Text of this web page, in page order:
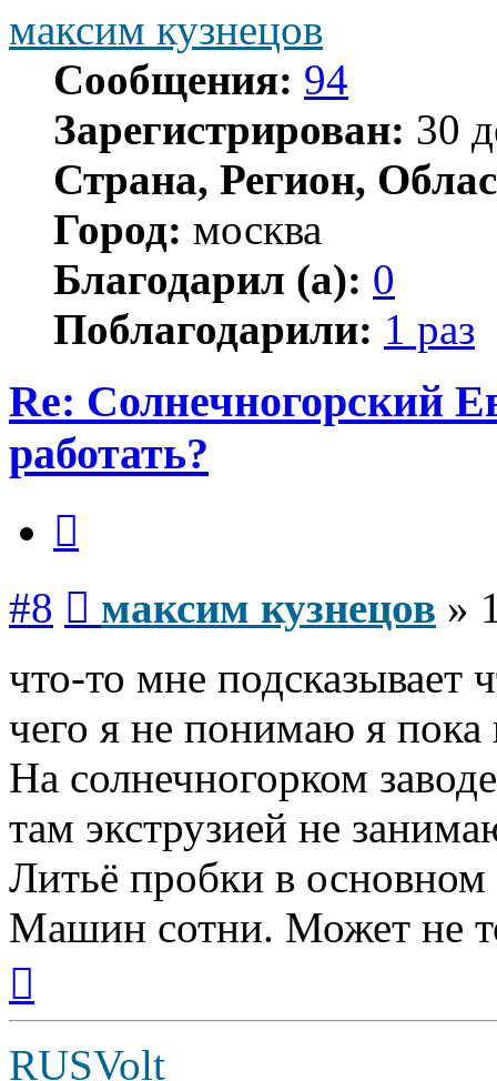
максим кузнецов
Сообщения: 94
Зарегистрирован: 30
Страна, Регион,
Город: москва
Благодарил (а): 0
Поблагодарили: 1 раз
Re: Солнечногорский
работать?
#8 максим кузнецов »
что-то мне подсказывает
чего я не понимаю я
На солнечногорком
там экструзией не
Литьё пробки в
Машин сотни. Может не
началу
RUSVolt